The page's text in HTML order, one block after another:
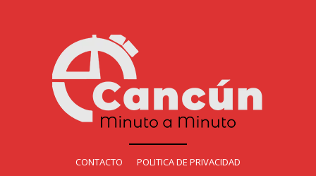
CONTACTO POLITICA DE PRIVACIDAD